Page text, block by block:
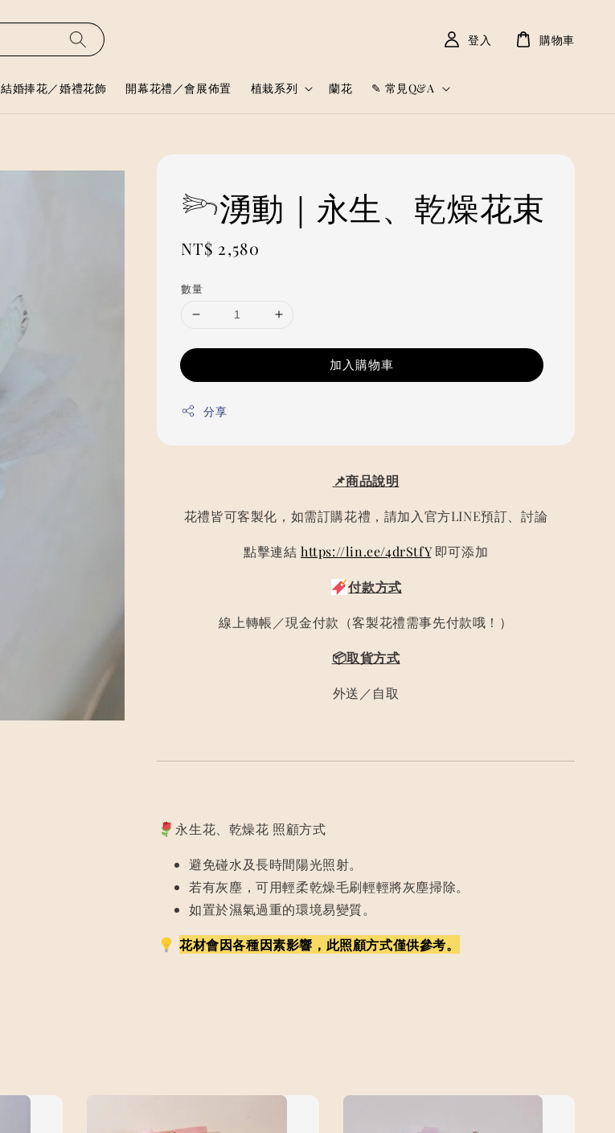
結婚捧花／婚禮花飾 開幕花禮／會展佈置 植栽系列 蘭花 ✎ 常見Q&A
登入 購物車
𓆸湧動｜永生、乾燥花束
Regular
NT$ 2,580
數量
加入購物車
分享
📌商品說明
花禮皆可客製化，如需訂購花禮，請加入官方LINE預訂、討論
點擊連結 https://lin.ee/4drStfY即可添加
付款方式
線上轉帳／現金付款（客製花禮需事先付款哦！）
📦取貨方式
外送／自取
永生花、乾燥花 照顧方式
避免碰水及長時間陽光照射。
若有灰塵，可用輕柔乾燥毛刷輕輕將灰塵掃除。
如置於濕氣過重的環境易變質。
花材會因各種因素影響，此照顧方式僅供參考。